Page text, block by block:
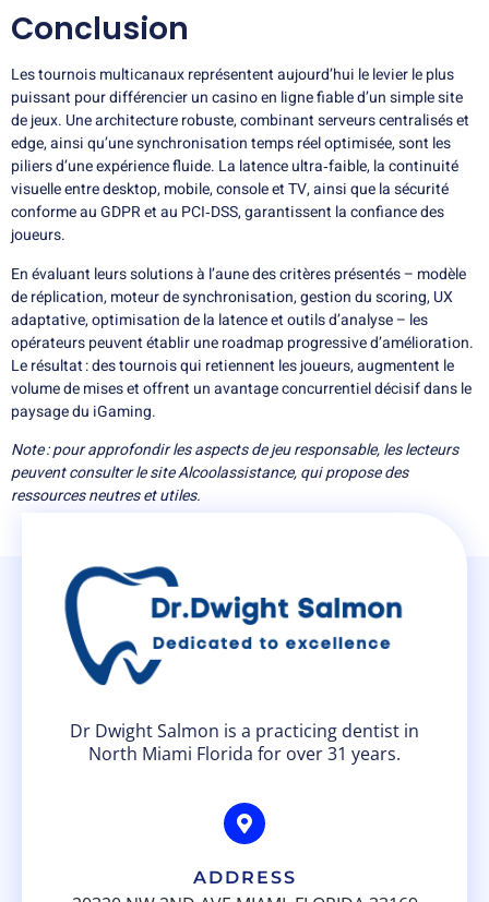
Conclusion
Les tournois multicanaux représentent aujourd’hui le levier le plus
puissant pour différencier un casino en ligne fiable d’un simple site
de jeux. Une architecture robuste, combinant serveurs centralisés et
edge, ainsi qu’une synchronisation temps réel optimisée, sont les
piliers d’une expérience fluide. La latence ultra‑faible, la continuité
visuelle entre desktop, mobile, console et TV, ainsi que la sécurité
conforme au GDPR et au PCI‑DSS, garantissent la confiance des
joueurs.
En évaluant leurs solutions à l’aune des critères présentés – modèle
de réplication, moteur de synchronisation, gestion du scoring, UX
adaptative, optimisation de la latence et outils d’analyse – les
opérateurs peuvent établir une roadmap progressive d’amélioration.
Le résultat : des tournois qui retiennent les joueurs, augmentent le
volume de mises et offrent un avantage concurrentiel décisif dans le
paysage du iGaming.
Note : pour approfondir les aspects de jeu responsable, les lecteurs
peuvent consulter le site Alcoolassistance, qui propose des
ressources neutres et utiles.
Dr Dwight Salmon is a practicing dentist in
North Miami Florida for over 31 years.
ADDRESS